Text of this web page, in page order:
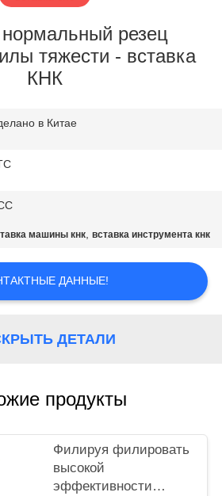
резец
тяжести - вставка
КНК
в Китае
машины кнк,вставка инструмента кнк
ДАННЫЕ!
ДЕТАЛИ
продукты
Филируя филировать
высокой
эффективности